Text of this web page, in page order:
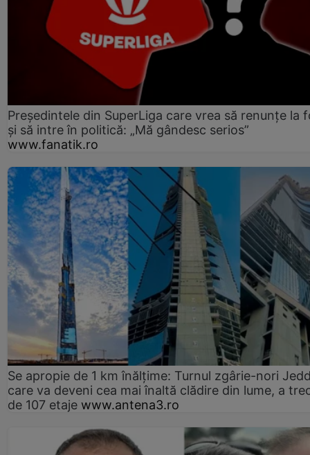
Președintele din SuperLiga care vrea să renunțe la
și să intre în politică: „Mă gândesc serios”
www.fanatik.ro
Se apropie de 1 km înălțime: Turnul zgârie-nori
care va deveni cea mai înaltă clădire din lume, a
de 107 etaje www.antena3.ro